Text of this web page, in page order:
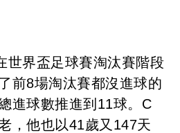
世界盃足球賽淘汰賽階段
前8場淘汰賽都沒進球的
進球數推進到11球。C
，他也以41歲又147天